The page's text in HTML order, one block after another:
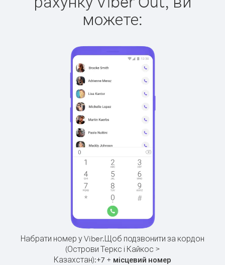
можете:
Набрати номер у Viber.Щоб подзвонити за кордон
(Острови Теркс і Кайкос >
Казахстан):+7 + місцевий номер